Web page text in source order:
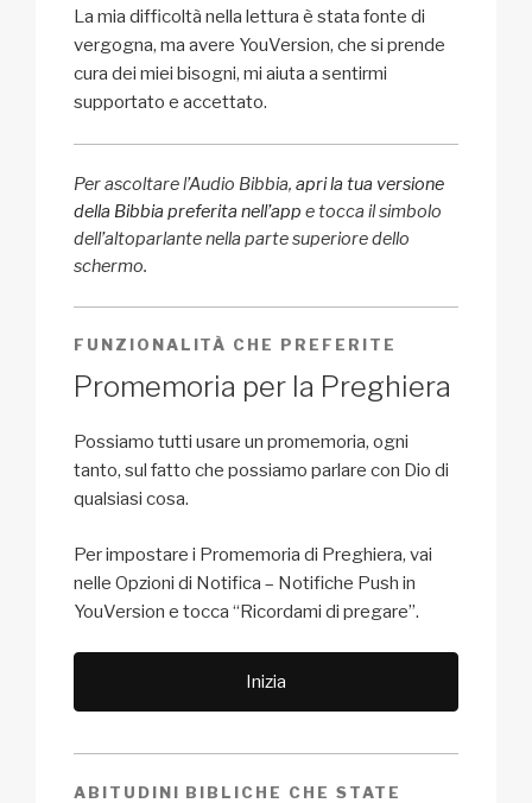
La mia difficoltà nella lettura è stata fonte di
vergogna, ma avere YouVersion, che si prende
cura dei miei bisogni, mi aiuta a sentirmi
supportato e accettato.
Per ascoltare l’Audio Bibbia, apri la tua versione
della Bibbia preferita nell’app e tocca il simbolo
dell’altoparlante nella parte superiore dello
schermo.
FUNZIONALITÀ CHE PREFERITE
Promemoria per la Preghiera
Possiamo tutti usare un promemoria, ogni
tanto, sul fatto che possiamo parlare con Dio di
qualsiasi cosa.
Per impostare i Promemoria di Preghiera, vai
nelle Opzioni di Notifica – Notifiche Push in
YouVersion e tocca “Ricordami di pregare”.
Inizia
ABITUDINI BIBLICHE CHE STATE